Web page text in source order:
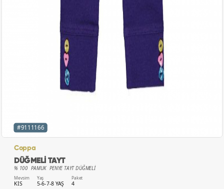
#9111166
Coppa
DÜĞMELİ TAYT
% 100 PAMUK PENYE TAYT DÜĞMELİ
Mevsim
KIS
Yaş
5-6-7-8 YAŞ
Paket
4